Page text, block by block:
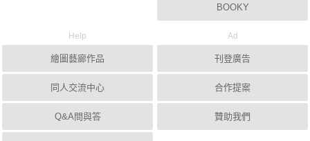
BOOKY
Help
繪圖藝廊作品
同人交流中心
Q&A問與答
Ad
刊登廣告
合作提案
贊助我們